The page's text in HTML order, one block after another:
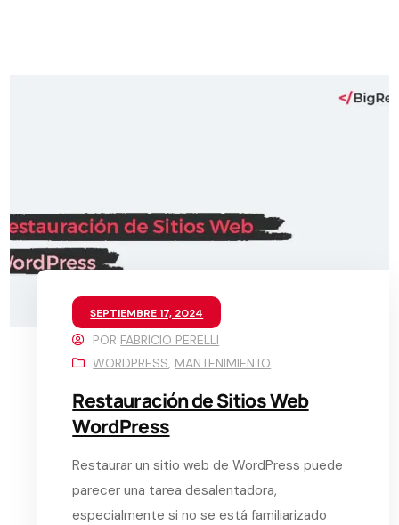
SEPTIEMBRE 17, 2024
POR FABRICIO PERELLI
WORDPRESS, MANTENIMIENTO
Restauración de Sitios Web
WordPress
Restaurar un sitio web de WordPress puede
parecer una tarea desalentadora,
especialmente si no se está familiarizado